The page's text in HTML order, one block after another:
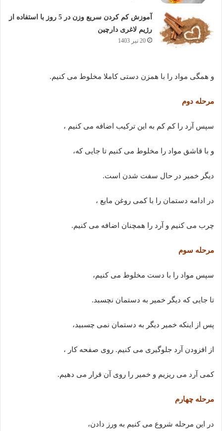
آموزش کم کردن سریع وزن در 5 روز با استفاده از
رژیم لاغری دارچین
20 تیر 1403
و همگی مواد را با همزن دستی کاملا مخلوط می کنیم.
مرحله دوم
سپس آرد را کم کم به این ترکیب اضافه می کنیم ،
و با قاشق مواد را مخلوط می کنیم تا جایی که،
دیگر خمیر در حال سفت شدن است.
در ادامه دستمان را با کمی روغن مایع ،
چرب می کنیم و آرد را همچنان اضافه می کنیم.
مرحله سوم
سپس مواد را با دست مخلوط می کنیم،
تا جایی که دیگر خمیر به دستمان نچسبد.
پس از اینکه خمیر دیگر به دستمان نمی چسبید،
از افزودن آرد جلوگیری می کنیم. روی صفحه کار ،
کمی آرد می ریزیم و خمیر را روی آن قرار می دهیم.
مرحله چهارم
در این مرحله شروع می کنیم به ورز دادن،